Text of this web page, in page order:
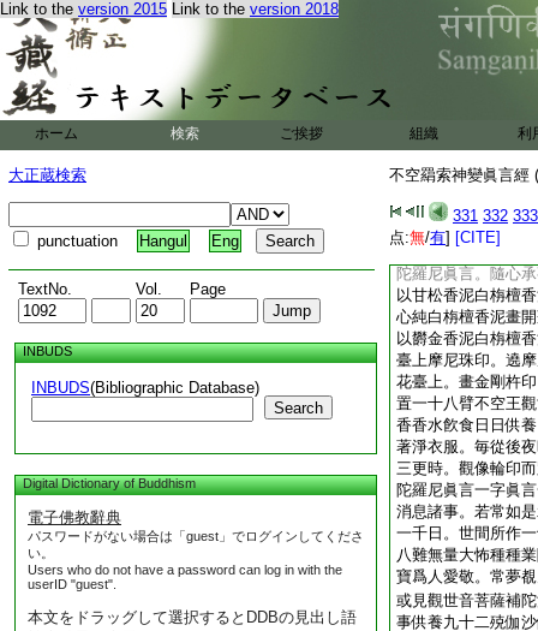
Link to the version 2015 Link to the version 2018
ホーム 検索 ご挨拶 組織 利
大正蔵検索
punctuation Hangul Eng
TextNo. Vol. Page
INBUDS
INBUDS(Bibliographic Database)
Search
Digital Dictionary of Buddhism
電子佛教辭典
パスワードがない場合は「guest」でログインしてくださ
い。
Users who do not have a password can log in with the
userID "guest".
本文をドラッグして選択するとDDBの見出し語
不空羂索神變眞言經
331 332 333
点:無/有] [CITE]
手指示西方淨土阿
之坐。復得阿彌陀
一切菩薩福命功徳
樂國土。上品蓮生
災厄者。淨浴身衣
壇散花。澄心觀佛
念不動。持眞言者
解脱心陀羅尼眞言
則滅一切恐怖災厄
天天衆之所祐護。
國土蓮華化生。世
陀羅尼眞言。隨心
以甘松香泥白栴檀
心純白栴檀香泥畫
以欝金香泥白栴檀
臺上摩尼珠印。遶
花臺上。畫金剛杵
置一十八臂不空王
香香水飮食日日供
著淨衣服。毎從後
三更時。觀像輪印
陀羅尼眞言一字眞
消息諸事。若常如
一千日。世間所作
八難無量大怖種種
寶爲人愛敬。常夢
或見觀世音菩薩補
事供養九十二殑伽